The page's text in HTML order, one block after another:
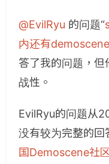
@EvilRyu 的问题“
内还有
答了我的问题，
战性。
EvilRyu的问题从
没有较为完整的回
国Demoscene社